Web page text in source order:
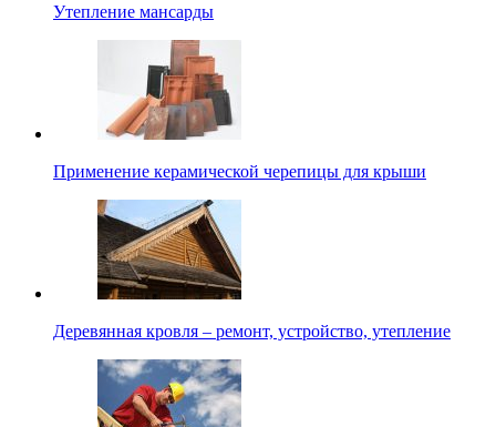
Утепление мансарды
Применение керамической черепицы для крыши
Деревянная кровля – ремонт, устройство, утепление